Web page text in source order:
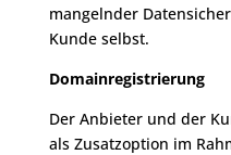
mangelnder
Kunde selbst.
Domainregistrierung
Der Anbieter und der
als Zusatzoption im